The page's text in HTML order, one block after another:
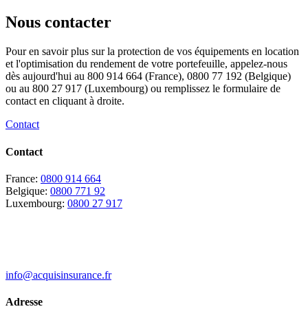
Nous contacter
Pour en savoir plus sur la protection de vos équipements en location
et l'optimisation du rendement de votre portefeuille, appelez-nous
dès aujourd'hui au 800 914 664 (France), 0800 77 192 (Belgique)
ou au 800 27 917 (Luxembourg) ou remplissez le formulaire de
contact en cliquant à droite.
Contact
Contact
France: 0800 914 664
Belgique: 0800 771 92
Luxembourg: 0800 27 917
info@acquisinsurance.fr
Adresse